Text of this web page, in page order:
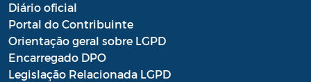
Diário oficial
Portal do Contribuinte
Orientação geral sobre LGPD
Encarregado DPO
Legislação Relacionada LGPD